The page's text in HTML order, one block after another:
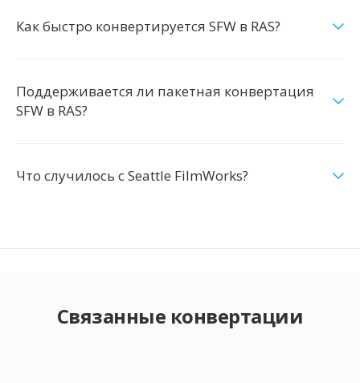
Как быстро конвертируется SFW в RAS?
Поддерживается ли пакетная конвертация
SFW в RAS?
Что случилось с Seattle FilmWorks?
Связанные конвертации